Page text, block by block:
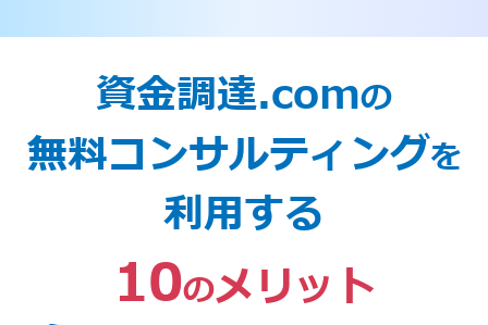
資金調達.comの
無料コンサルティングを
利用する
10のメリット